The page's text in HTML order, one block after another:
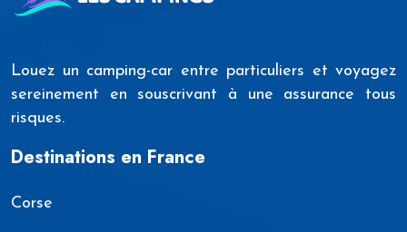
Louez un camping-car entre particuliers et voyagez
sereinement en souscrivant à une assurance tous
risques.
Destinations en France
Corse